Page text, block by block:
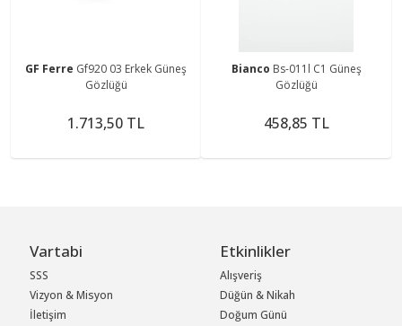
GF Ferre Gf920 03 Erkek Güneş
Gözlüğü
1.713,50 TL
Bianco Bs-011l C1 Güneş
Gözlüğü
458,85 TL
Vartabi
SSS
Vizyon & Misyon
İletişim
Etkinlikler
Alışveriş
Düğün & Nikah
Doğum Günü